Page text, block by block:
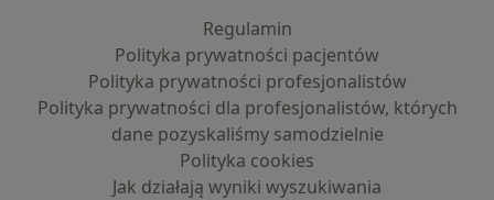
Regulamin
Polityka prywatności pacjentów
Polityka prywatności profesjonalistów
Polityka prywatności dla profesjonalistów, których
dane pozyskaliśmy samodzielnie
Polityka cookies
Jak działają wyniki wyszukiwania